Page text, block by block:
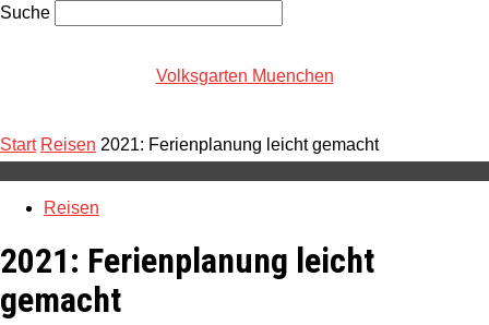
Melde dich in deinem Konto an
Suche
Volksgarten Muenchen
Start Reisen 2021: Ferienplanung leicht gemacht
Reisen
2021: Ferienplanung leicht
gemacht